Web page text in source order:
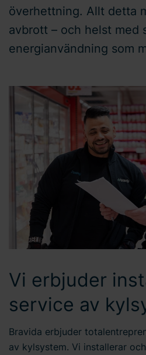
överhettning. Allt detta
avbrott – och helst med
energianvändning som
Vi erbjuder
service av
Bravida erbjuder
av kylsystem. Vi installerar